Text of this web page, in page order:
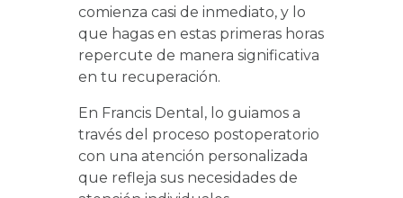
comienza casi de inmediato, y lo
que hagas en estas primeras horas
repercute de manera significativa
en tu recuperación.
En Francis Dental, lo guiamos a
través del proceso postoperatorio
con una atención personalizada
que refleja sus necesidades de